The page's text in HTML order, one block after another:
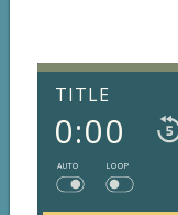
TITLE
0:00
AUTO LOOP